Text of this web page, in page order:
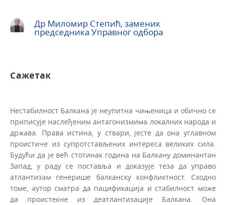
Др Миломир Степић, заменик
председника Управног одбора
Сажетак
Нестабилност Балкана је неупитна чињеница и обично се
приписује наслеђеним антагонизмима локалних народа и
држава. Права истина, у ствари, јесте да она углавном
проистиче из супротстављених интереса великих сила.
Будући да је већ стотинак година на Балкану доминантан
Запад, у раду се поставља и доказује теза да управо
атлантизам генерише балканску конфликтност. Сходно
томе, аутор сматра да пацификација и стабилност може
да проистекне из деатлантизације Балкана. Она